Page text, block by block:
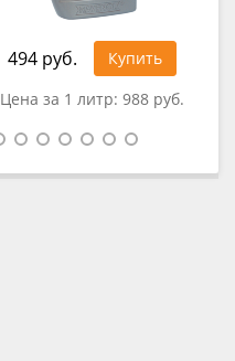
494 руб.
Купить
Цена за 1 литр: 988 руб.